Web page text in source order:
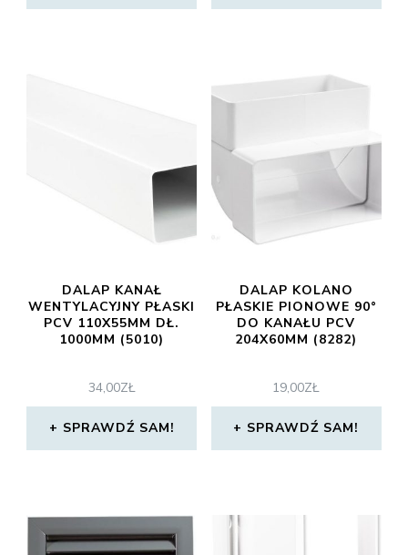
DALAP KANAŁ
WENTYLACYJNY PŁASKI
PCV 110X55MM DŁ.
1000MM (5010)
34,00ZŁ
SPRAWDŹ SAM!
DALAP KOLANO
PŁASKIE PIONOWE 90°
DO KANAŁU PCV
204X60MM (8282)
19,00ZŁ
SPRAWDŹ SAM!